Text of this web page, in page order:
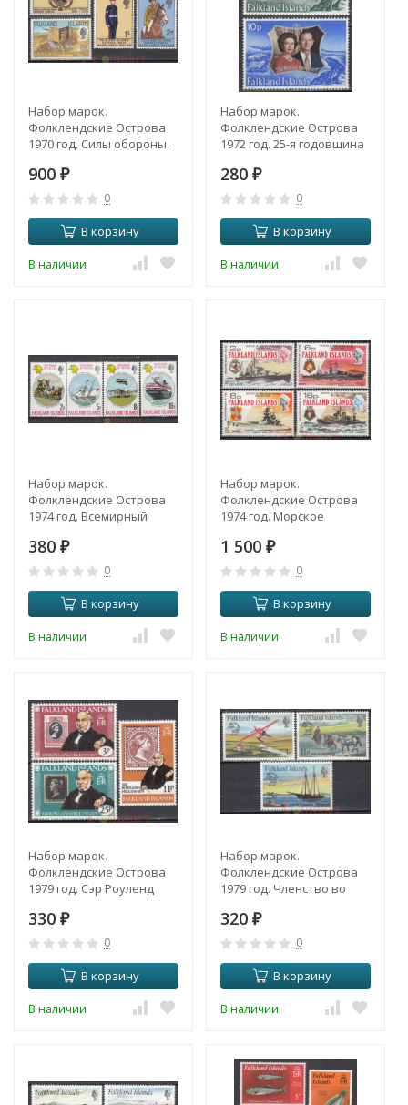
Набор марок.
Фолклендские Острова
1970 год. Силы обороны.
900 ₽
0
В корзину
В наличии
Набор марок.
Фолклендские Острова
1972 год. 25-я годовщина
Елизавета II, принц
Филипп. (2 марки)
280 ₽
0
В корзину
В наличии
Набор марок.
Фолклендские Острова
1974 год. Всемирный
столетний юбилей. (4
марки)
380 ₽
0
В корзину
В наличии
Набор марок.
Фолклендские Острова
1974 год. Морское
Эсте, 35-я годовщина. (4
марки)
1 500 ₽
0
В корзину
В наличии
Набор марок.
Фолклендские Острова
1979 год. Сэр Роуленд
смерти. (3 марки)
330 ₽
0
В корзину
В наличии
Набор марок.
Фолклендские Острова
1979 год. Членство во
союзе, столетие. (3
марки)
320 ₽
0
В корзину
В наличии